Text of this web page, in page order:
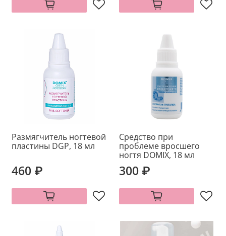
Размягчитель ногтевой
пластины DGP, 18 мл
460 ₽
Средство при
проблеме вросшего
ногтя DOMIX, 18 мл
300 ₽